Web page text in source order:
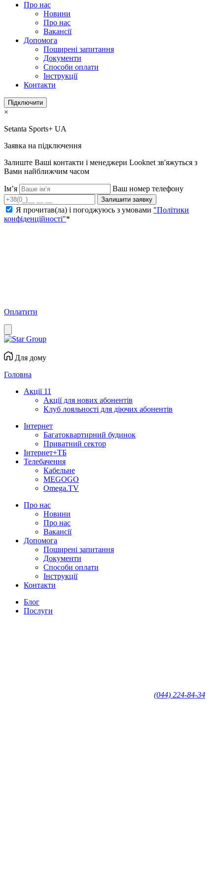
Про нас
Новини
Про нас
Вакансії
Допомога
Поширені запитання
Документи
Способи оплати
Інструкції
Контакти
Підключити
×
Setanta Sports+ UA
Заявка на підключення
Залиште Ваші контакти і менеджери Looknet зв'яжуться з
Вами найближчим часом
Ім’я Ваш номер телефону
Залишити заявку
Я прочитав(ла) і погоджуюсь з умовами "Політики
конфіденційності"*
Оплатити
Для дому
Головна
Акції 11
Акції для нових абонентів
Клуб лояльності для діючих абонентів
Інтернет
Багатоквартирний будинок
Приватний сектор
Інтернет+ТБ
Телебачення
Кабельне
MEGOGO
Omega.TV
Про нас
Новини
Про нас
Вакансії
Допомога
Поширені запитання
Документи
Способи оплати
Інструкції
Контакти
Блог
Послуги
(044) 224-84-34